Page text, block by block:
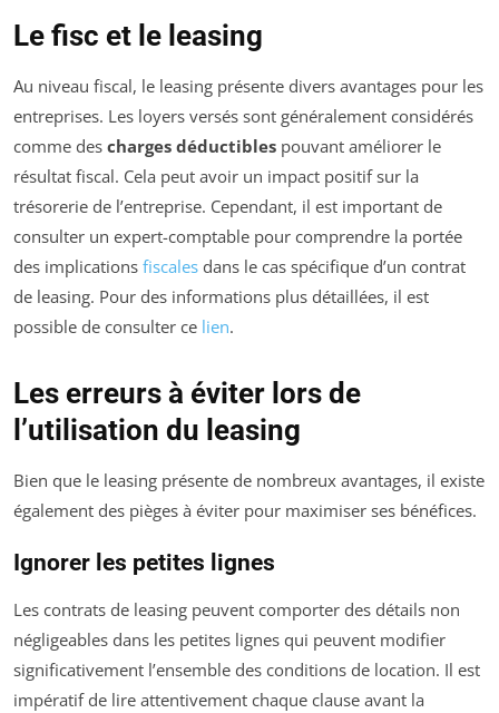
Le fisc et le leasing
Au niveau fiscal, le leasing présente divers avantages pour les
entreprises. Les loyers versés sont généralement considérés
comme des charges déductibles pouvant améliorer le
résultat fiscal. Cela peut avoir un impact positif sur la
trésorerie de l’entreprise. Cependant, il est important de
consulter un expert-comptable pour comprendre la portée
des implications fiscales dans le cas spécifique d’un contrat
de leasing. Pour des informations plus détaillées, il est
possible de consulter ce lien.
Les erreurs à éviter lors de
l’utilisation du leasing
Bien que le leasing présente de nombreux avantages, il existe
également des pièges à éviter pour maximiser ses bénéfices.
Ignorer les petites lignes
Les contrats de leasing peuvent comporter des détails non
négligeables dans les petites lignes qui peuvent modifier
significativement l’ensemble des conditions de location. Il est
impératif de lire attentivement chaque clause avant la